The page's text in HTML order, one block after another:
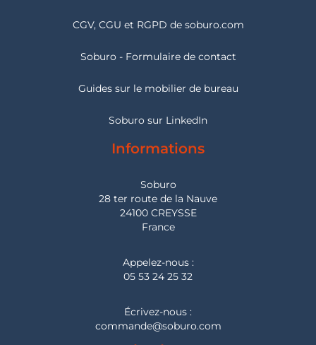
CGV, CGU et RGPD de soburo.com
Soburo - Formulaire de contact
Guides sur le mobilier de bureau
Soburo sur LinkedIn
Informations
Soburo
28 ter route de la Nauve
24100 CREYSSE
France
Appelez-nous :
05 53 24 25 32
Écrivez-nous :
commande@soburo.com